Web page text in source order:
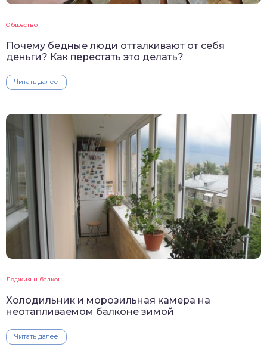
Общество
Почему бедные люди отталкивают от себя
деньги? Как перестать это делать?
Читать далее
Лоджия и балкон
Холодильник и морозильная камера на
неотапливаемом балконе зимой
Читать далее